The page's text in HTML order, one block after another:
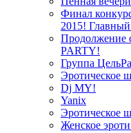
Финал
2015!
Продолжение
PARTY!
Группа
Эротическое
Dj MY!
Yanix
Эротическое
Женское